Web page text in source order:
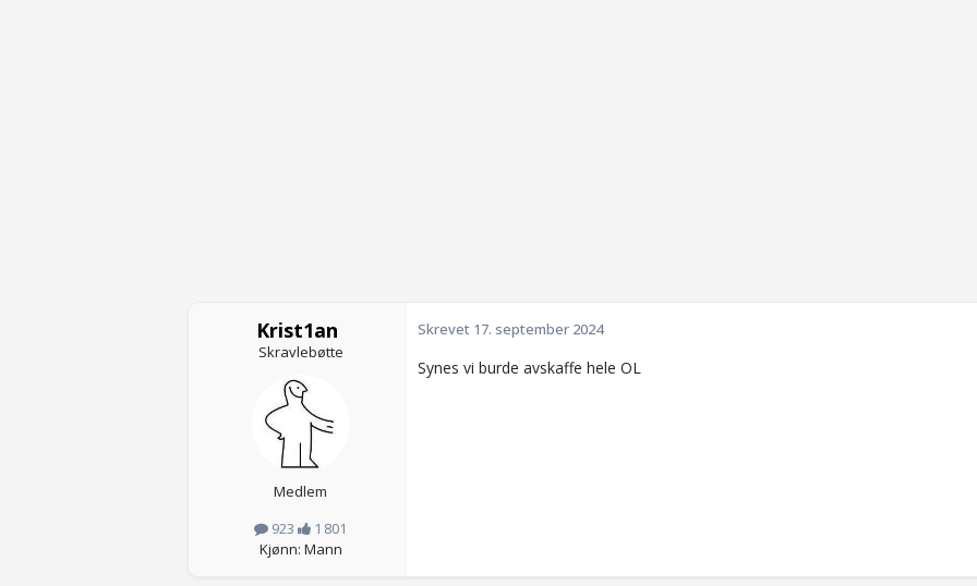
Krist1an
Skravlebøtte
Medlem
923
1 801
Kjønn: Mann
Skrevet 17. september 2024
Synes vi burde avskaffe hele OL